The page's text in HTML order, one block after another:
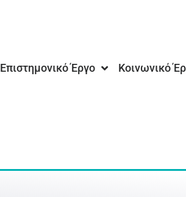
Επιστημονικό Έργο Κοινωνικό